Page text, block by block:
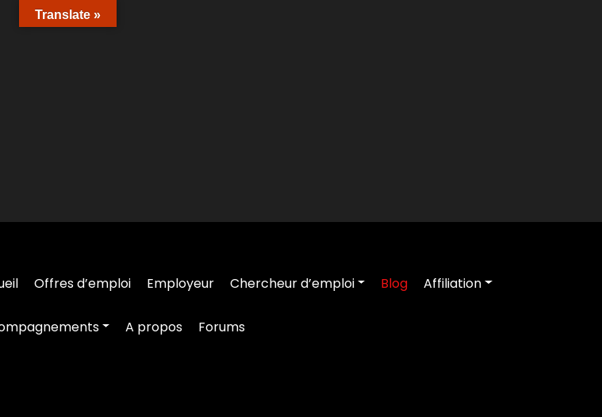
Offres d’emploi Employeur Chercheur d’emploi Blog Affiliation
A propos Forums
Translate »